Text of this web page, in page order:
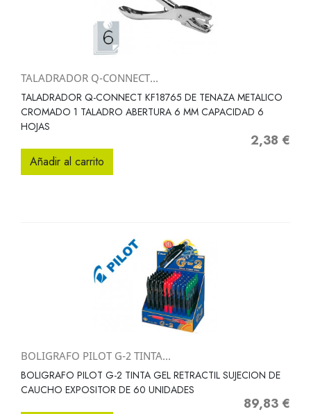
TALADRADOR Q-CONNECT...
TALADRADOR Q-CONNECT KF18765 DE TENAZA METALICO
CROMADO 1 TALADRO ABERTURA 6 MM CAPACIDAD 6
HOJAS
Precio
2,38 €
Añadir al carrito
BOLIGRAFO PILOT G-2 TINTA...
BOLIGRAFO PILOT G-2 TINTA GEL RETRACTIL SUJECION DE
CAUCHO EXPOSITOR DE 60 UNIDADES
Precio
89,83 €